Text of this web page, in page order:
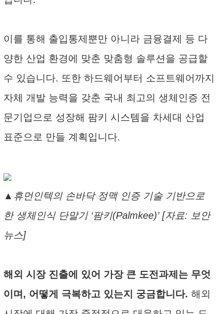
이를 통해 출입통제뿐만 아니라 금융결제 등 다
양한 산업 환경에 맞춘 맞춤형 솔루션을 공급할
수 있습니다. 또한 하드웨어부터 소프트웨어까지
자체 개발 능력을 갖춘 국내 최고의 생체인증 전
문기업으로 성장해 팜키 시스템을 차세대 산업
표준으로 만들 계획입니다.
▲휴먼인텍의 손바닥 정맥 인증 기술 기반으로
한 생체인식 단말기 ‘팜키(Palmkee)’ [자료: 보안
뉴스]
해외 시장 진출에 있어 가장 큰 도전과제는 무엇
이며, 어떻게 극복하고 있는지 궁금합니다. 해외